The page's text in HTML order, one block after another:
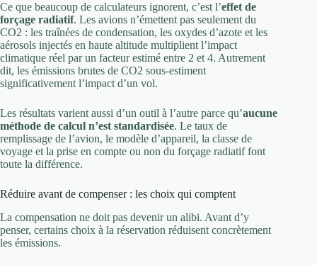
Ce que beaucoup de calculateurs ignorent, c’est l’effet de
forçage radiatif. Les avions n’émettent pas seulement du
CO2 : les traînées de condensation, les oxydes d’azote et les
aérosols injectés en haute altitude multiplient l’impact
climatique réel par un facteur estimé entre 2 et 4. Autrement
dit, les émissions brutes de CO2 sous-estiment
significativement l’impact d’un vol.
Les résultats varient aussi d’un outil à l’autre parce qu’aucune
méthode de calcul n’est standardisée. Le taux de
remplissage de l’avion, le modèle d’appareil, la classe de
voyage et la prise en compte ou non du forçage radiatif font
toute la différence.
Réduire avant de compenser : les choix qui comptent
La compensation ne doit pas devenir un alibi. Avant d’y
penser, certains choix à la réservation réduisent concrètement
les émissions.